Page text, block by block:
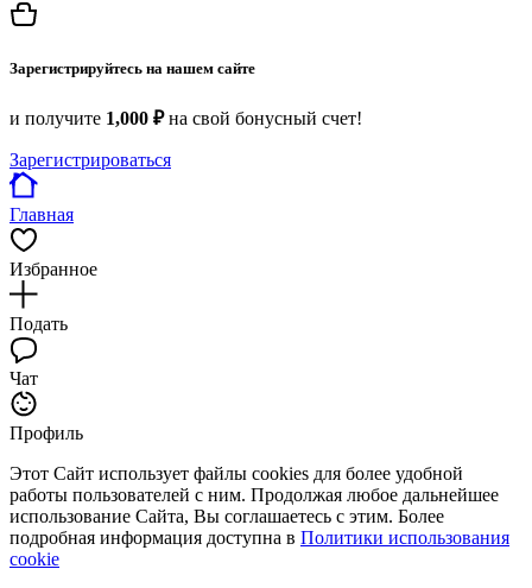
Зарегистрируйтесь на нашем сайте
и получите 1,000 ₽на свой бонусный счет!
Зарегистрироваться
Главная
Избранное
Подать
Чат
Профиль
Этот Сайт использует файлы cookies для более удобной
работы пользователей с ним. Продолжая любое дальнейшее
использование Сайта, Вы соглашаетесь с этим. Более
подробная информация доступна в Политики использования
cookie